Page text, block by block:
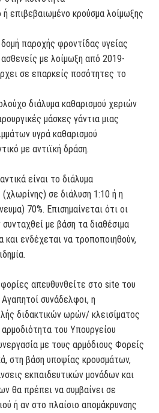
επιβεβαιωμένο κρούσμα λοίμωξης
παροχής φροντίδας υγείας
με λοίμωξη από 2019-
σε επαρκείς ποσότητες το
διάλυμα καθαρισμού χεριών
μάσκες γάντια μιας
υγρά καθαρισμού
με αντιϊκή δράση.
είναι το διάλυμα
σε διάλυση 1:10 ή η
70%. Επισημαίνεται ότι οι
με βάση τα διαθέσιμα
και ενδέχεται να τροποποιηθούν,
απευθυνθείτε στο site του
συνάδελφοι, η
διδακτικών ωρών/ κλεισίματος
του Υπουργείου
με τους αρμόδιους Φορείς
στη βάση υποψίας κρουσμάτων,
εκπαιδευτικών μονάδων και
θα πρέπει να συμβαίνει σε
ή αν στο πλαίσιο απομάκρυνσης